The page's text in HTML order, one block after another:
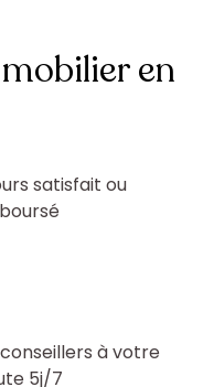
en
satisfait ou
à votre
5j/7